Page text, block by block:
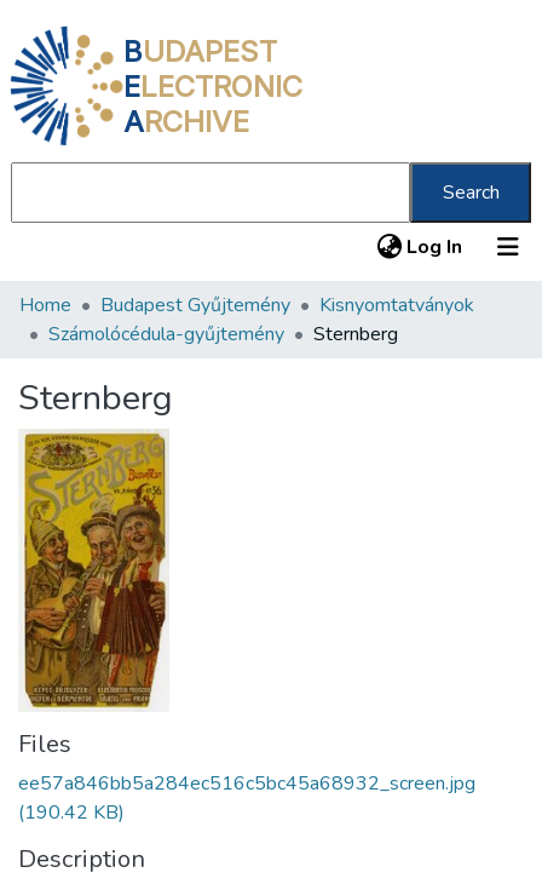
BUDAPEST
ELECTRONIC
ARCHIVE
Search
Log In (current)
Communities & Collections
Statistics
About us
Home Budapest Gyűjtemény
Kisnyomtatványok
Számolócédula-gyűjtemény
Sternberg
Sternberg
Files
ee57a846bb5a284ec516c5bc45a68932_screen.jpg
(190.42 KB)
Description